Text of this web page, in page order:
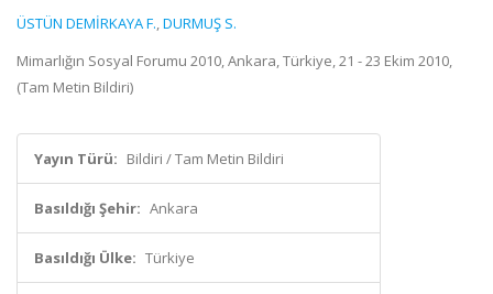
ÜSTÜN DEMİRKAYA F.,DURMUŞ S.
Mimarlığın Sosyal Forumu 2010, Ankara, Türkiye, 21 - 23 Ekim 2010,
(Tam Metin Bildiri)
Yayın Türü: Bildiri / Tam Metin Bildiri
Basıldığı Şehir: Ankara
Basıldığı Ülke: Türkiye